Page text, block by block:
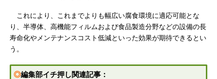
これにより、これまでよりも幅広い腐食環境に適応可能とな
り、半導体、高機能フィルムおよび食品製造分野などの設備の長
寿命化やメンテナンスコスト低減といった効果が期待できるとい
う。
◎編集部イチ押し関連記事：